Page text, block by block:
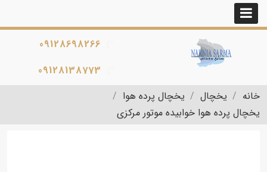
09128698266
09128138773
خانه
یخچال
یخچال پرده هوا
یخچال پرده هوا خوابیده موتور مرکزی